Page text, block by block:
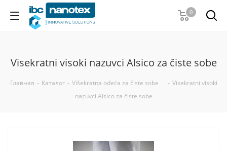
0
Visekratni visoki nazuvci Alsico za čiste sobe
Главная - Каталог - Višekratna odeća za čiste sobe - Visekratni visoki
nazuvci Alsico za čiste sobe